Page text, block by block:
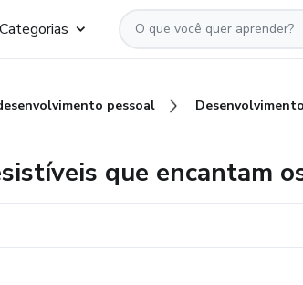
Categorias
pessoal
que encantam